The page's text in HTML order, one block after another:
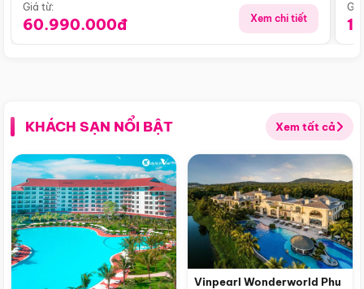
Giá từ:
60.990.000đ Xem chi tiết
KHÁCH SẠN NỔI BẬT Xem tất cả
Vinpearl Wonderworld Phu